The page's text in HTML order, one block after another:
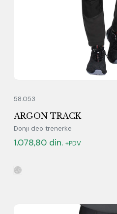
58.053
ARGON TRACK
Donji deo trenerke
1.078,80 din. +PDV